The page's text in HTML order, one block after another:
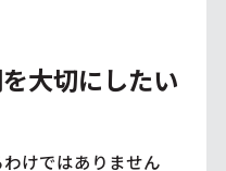
大切にしたい
けではありません